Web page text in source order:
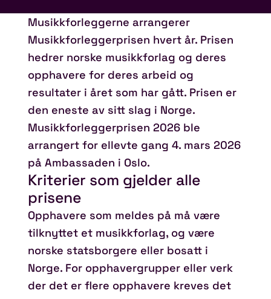
Musikkforleggerne arrangerer
Musikkforleggerprisen hvert år. Prisen
hedrer norske musikkforlag og deres
opphavere for deres arbeid og
resultater i året som har gått. Prisen er
den eneste av sitt slag i Norge.
Musikkforleggerprisen 2026 ble
arrangert for ellevte gang 4. mars 2026
på Ambassaden i Oslo.
Kriterier som gjelder alle
prisene
Opphavere som meldes på må være
tilknyttet et musikkforlag, og være
norske statsborgere eller bosatt i
Norge. For opphavergrupper eller verk
der det er flere opphavere kreves det